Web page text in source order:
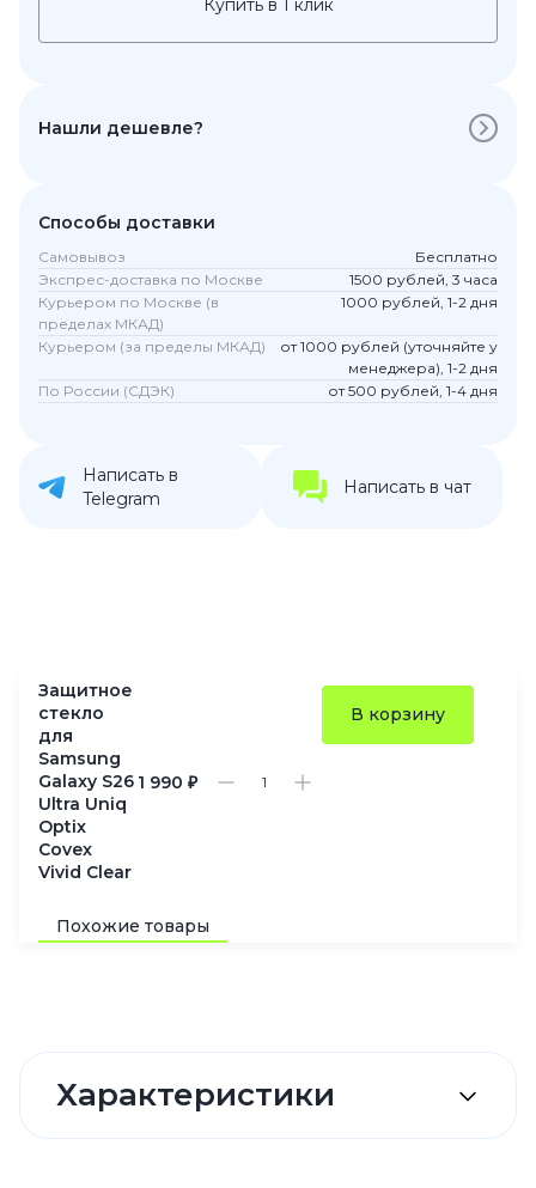
Купить в 1 клик
Нашли дешевле?
Способы доставки
Самовывоз
Бесплатно
Экспрес-доставка по Москве
1500 рублей, 3 часа
Курьером по Москве (в
пределах МКАД)
1000 рублей, 1-2 дня
Курьером (за пределы МКАД)
от 1000 рублей (уточняйте у
менеджера), 1-2 дня
По России (СДЭК)
от 500 рублей, 1-4 дня
Написать в
Telegram
Написать в чат
Защитное
стекло
для
Samsung
Galaxy S26
Ultra Uniq
Optix
Covex
Vivid Clear
1 990 ₽
В корзину
Похожие товары
Характеристики